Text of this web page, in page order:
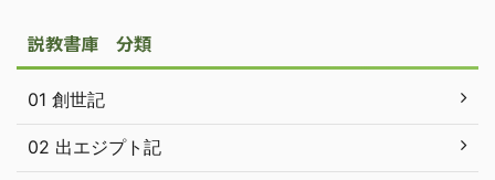
説教書庫 分類
01 創世記
02 出エジプト記